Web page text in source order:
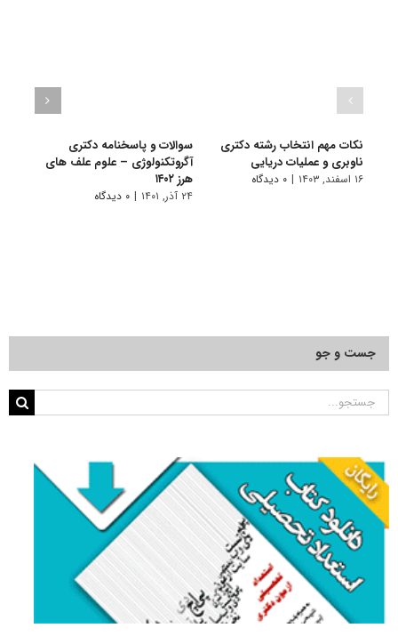
نکات مهم انتخاب رشته دکتری
ناوبری و عملیات دریایی
۱۶ اسفند, ۱۴۰۳ | ۰ دیدگاه
سوالات و پاسخنامه دکتری
آگروتکنولوژی – علوم علف های
هرز ۱۴۰۲
۲۴ آذر, ۱۴۰۱ | ۰ دیدگاه
جست و جو
جستجو